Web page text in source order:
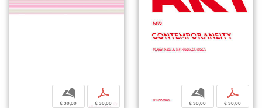
b
€ 30,00
p
€ 30,00
b
€ 30,00
p
€ 30,00